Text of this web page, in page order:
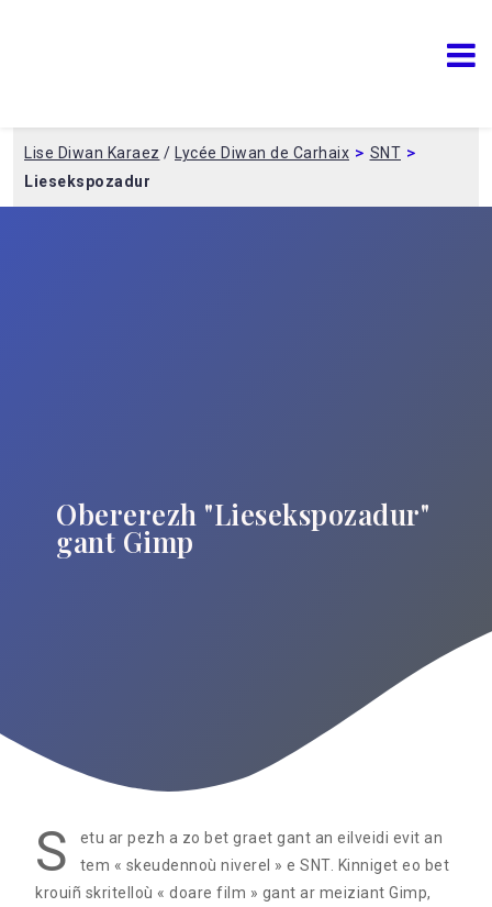
Lise Diwan Karaez / Lycée Diwan de Carhaix > SNT >
Liesekspozadur
Obererezh "Liesekspozadur"
gant Gimp
S
etu ar pezh a zo bet graet gant an eilveidi evit an
tem « skeudennoù niverel » e SNT. Kinniget eo bet
krouiñ skritelloù « doare film » gant ar meiziant Gimp,